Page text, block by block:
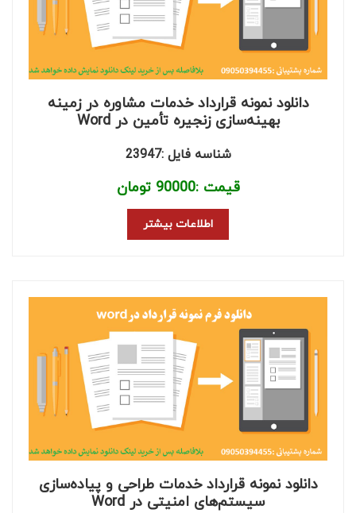
دانلود نمونه قرارداد خدمات مشاوره در زمینه
بهینه‌سازی زنجیره تأمین در Word
شناسه فایل :23947
قیمت :90000 تومان
اطلاعات بیشتر
دانلود نمونه قرارداد خدمات طراحی و پیاده‌سازی
سیستم‌های امنیتی در Word